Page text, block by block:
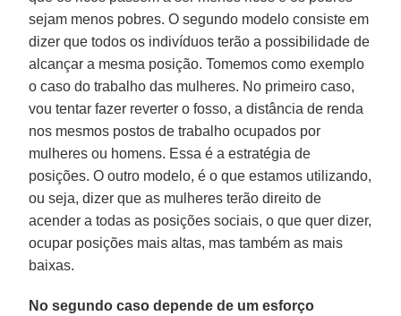
sejam menos pobres. O segundo modelo consiste em
dizer que todos os indivíduos terão a possibilidade de
alcançar a mesma posição. Tomemos como exemplo
o caso do trabalho das mulheres. No primeiro caso,
vou tentar fazer reverter o fosso, a distância de renda
nos mesmos postos de trabalho ocupados por
mulheres ou homens. Essa é a estratégia de
posições. O outro modelo, é o que estamos utilizando,
ou seja, dizer que as mulheres terão direito de
acender a todas as posições sociais, o que quer dizer,
ocupar posições mais altas, mas também as mais
baixas.
No segundo caso depende de um esforço